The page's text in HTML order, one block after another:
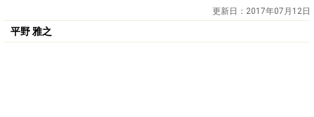
更新日： 2017年07月12日
平野 雅之